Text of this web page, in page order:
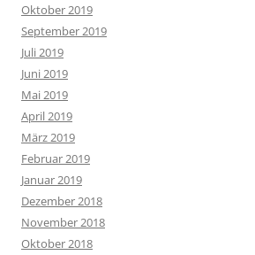
Oktober 2019
September 2019
Juli 2019
Juni 2019
Mai 2019
April 2019
März 2019
Februar 2019
Januar 2019
Dezember 2018
November 2018
Oktober 2018